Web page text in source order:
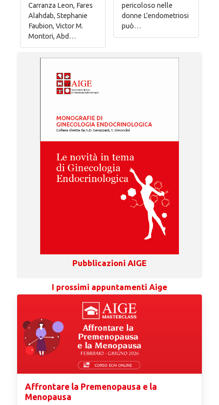
Carranza Leon, Fares
Alahdab, Stephanie
Faubion, Victor M.
Montori, Abd…
pericoloso nelle
donne L’endometriosi
può…
Pubblicazioni AIGE
I prossimi appuntamenti Aige
Affrontare la Premenopausa e la
Menopausa